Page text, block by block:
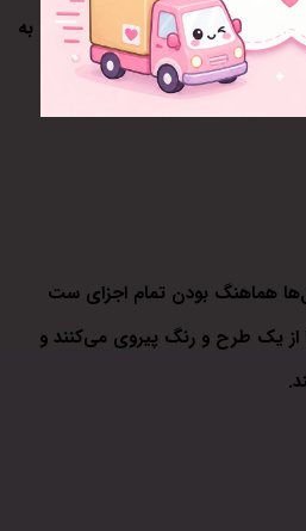
دارد که باعث شده این مدل‌ها به
مدرسه تبدیل شوند.
هماهنگ بودن تمام اجزای ست
یک طرح و رنگ پیروی می‌کنند و